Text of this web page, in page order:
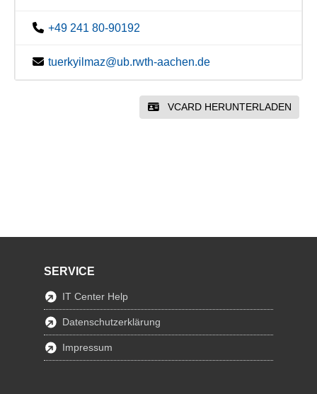
+49 241 80-90192
tuerkyilmaz@ub.rwth-aachen.de
VCARD HERUNTERLADEN
SERVICE
IT Center Help
Datenschutzerklärung
Impressum